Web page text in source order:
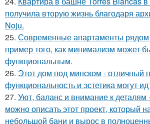
получила вторую жизнь благодаря
Noju.
25. Современные апартаменты
пример того, как минимализм может
функциональным.
26. Этот дом под минском - отличный
функциональность и эстетика могут
27. Уют, баланс и внимание к деталям
можно описать этот проект, который
небольшой бани и вырос в